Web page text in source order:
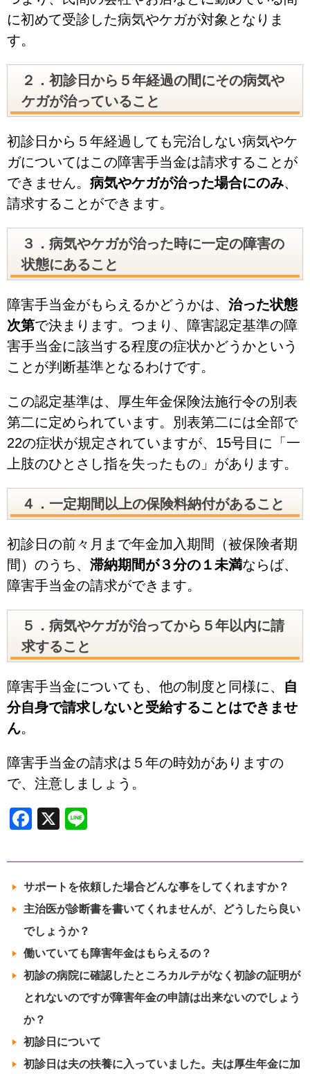
に初めて受診した病気やケガが対象となりま
す。
２．初診日から５年経過の間にその病気や
ケガが治っていること
初診日から５年経過しても完治しない病気やケ
ガについてはこの障害手当金は請求することが
できません。 病気やケガが治った場合にのみ、
請求することができます。
３．病気やケガが治った時に一定の障害の
状態にあること
障害手当金がもらえるかどうかは、 治った状態
次第で決まります。つまり、障害認定基準の障
害手当金に該当する程度の症状かどうかという
ことが判断基準となるわけです。
この認定基準は、厚生年金保険法施行令の別表
第二に定められています。別表第二には全部で
22の症状が規定されていますが、15号目に「一
上肢のひとさし指を失ったもの」があります。
４．一定期間以上の保険料納付があること
初診日の前々月まで年金加入期間（被保険者期
間）のうち、 滞納期間が３分の１未満ならば、
障害手当金の請求ができます。
５．病気やケガが治ってから５年以内に請
求すること
障害手当金についても、他の制度と同様に、 自
分自身で請求しないと受給することはできませ
ん。
障害手当金の請求は５年の時効がありますの
で、注意しましょう。
Facebook
X
サポートを依頼した場合どんな事をしてくれますか？
主治医が診断書を書いてくれませんが、どうしたら良い
でしょうか？
働いていても障害年金はもらえるの？
初診の病院に確認したところカルテがなく初診の証明が
とれないのですが障害年金の申請は出来ないのでしょう
か？
初診日について
初診日は夫の扶養に入っていました。夫は厚生年金に加